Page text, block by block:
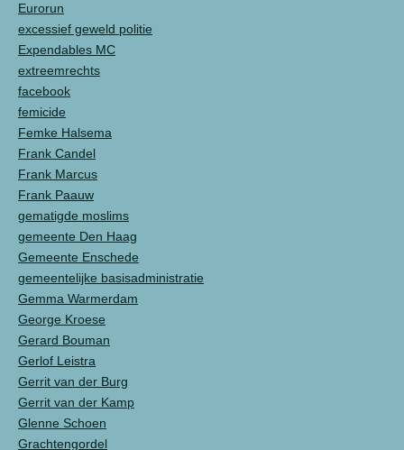
Eurorun
excessief geweld politie
Expendables MC
extreemrechts
facebook
femicide
Femke Halsema
Frank Candel
Frank Marcus
Frank Paauw
gematigde moslims
gemeente Den Haag
Gemeente Enschede
gemeentelijke basisadministratie
Gemma Warmerdam
George Kroese
Gerard Bouman
Gerlof Leistra
Gerrit van der Burg
Gerrit van der Kamp
Glenne Schoen
Grachtengordel